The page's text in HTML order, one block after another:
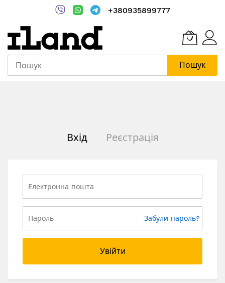
+380935899777
Пошук
Вхід Реєстрація
Забули пароль?
Увійти